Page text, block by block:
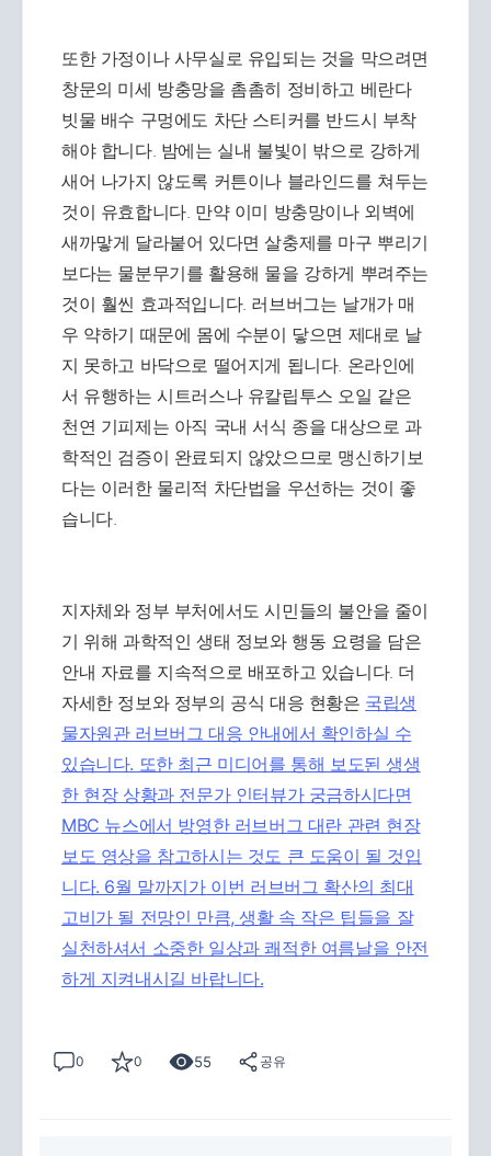
또한 가정이나 사무실로 유입되는 것을 막으려면
창문의 미세 방충망을 촘촘히 정비하고 베란다
빗물 배수 구멍에도 차단 스티커를 반드시 부착
해야 합니다. 밤에는 실내 불빛이 밖으로 강하게
새어 나가지 않도록 커튼이나 블라인드를 쳐두는
것이 유효합니다. 만약 이미 방충망이나 외벽에
새까맣게 달라붙어 있다면 살충제를 마구 뿌리기
보다는 물분무기를 활용해 물을 강하게 뿌려주는
것이 훨씬 효과적입니다. 러브버그는 날개가 매
우 약하기 때문에 몸에 수분이 닿으면 제대로 날
지 못하고 바닥으로 떨어지게 됩니다. 온라인에
서 유행하는 시트러스나 유칼립투스 오일 같은
천연 기피제는 아직 국내 서식 종을 대상으로 과
학적인 검증이 완료되지 않았으므로 맹신하기보
다는 이러한 물리적 차단법을 우선하는 것이 좋
습니다.
지자체와 정부 부처에서도 시민들의 불안을 줄이
기 위해 과학적인 생태 정보와 행동 요령을 담은
안내 자료를 지속적으로 배포하고 있습니다. 더
자세한 정보와 정부의 공식 대응 현황은 국립생
물자원관 러브버그 대응 안내에서 확인하실 수
있습니다. 또한 최근 미디어를 통해 보도된 생생
한 현장 상황과 전문가 인터뷰가 궁금하시다면
MBC 뉴스에서 방영한 러브버그 대란 관련 현장
보도 영상을 참고하시는 것도 큰 도움이 될 것입
니다. 6월 말까지가 이번 러브버그 확산의 최대
고비가 될 전망인 만큼, 생활 속 작은 팁들을 잘
실천하셔서 소중한 일상과 쾌적한 여름날을 안전
하게 지켜내시길 바랍니다.
0 0 55 공유